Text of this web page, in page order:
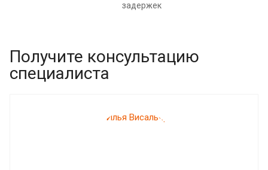
задержек
Получите консультацию
специалиста